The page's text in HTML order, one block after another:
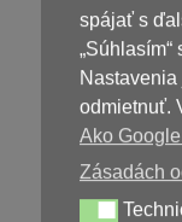
spájať s
odmietnuť.
Ako
Zásadách
Technické –